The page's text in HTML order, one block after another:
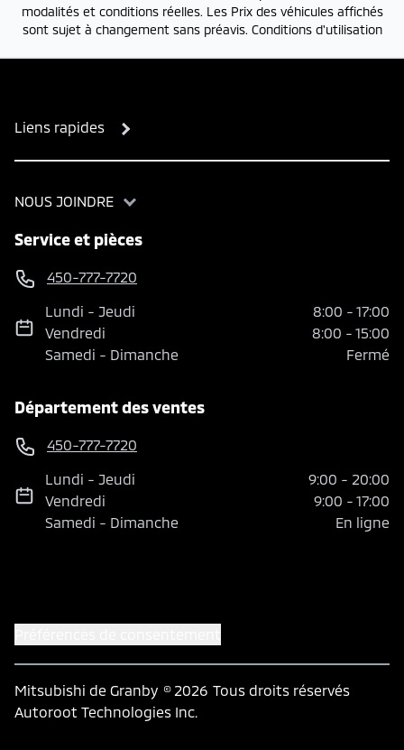
modalités et conditions réelles. Les Prix des véhicules affichés
sont sujet à changement sans préavis. Conditions d'utilisation
Liens rapides
NOUS JOINDRE
Service et pièces
450-777-7720
Lundi - Jeudi 8:00 - 17:00
Vendredi
8:00 - 15:00
Samedi - Dimanche Fermé
Département des ventes
450-777-7720
Lundi - Jeudi 9:00 - 20:00
Vendredi
9:00 - 17:00
Samedi - Dimanche En ligne
Mitsubishi de Granby © 2026 Tous droits réservés
Autoroot Technologies Inc.